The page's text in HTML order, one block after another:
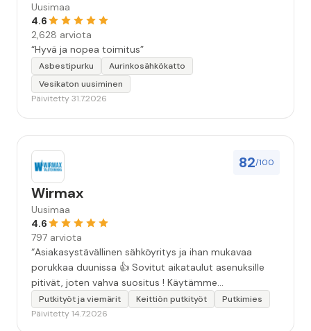
Uusimaa
4.6
2,628 arviota
“Hyvä ja nopea toimitus”
Asbestipurku
Aurinkosähkökatto
Vesikaton uusiminen
Päivitetty 31.7.2026
82/100
Wirmax
Uusimaa
4.6
797 arviota
“Asiakasystävällinen sähköyritys ja ihan mukavaa
porukkaa duunissa 👍 Sovitut aikataulut asenuksille
pitivät, joten vahva suositus ! Käytämme
seuraavallakin kerralla!”
Putkityöt ja viemärit Keittiön putkityöt
Putkimies
Päivitetty 14.7.2026